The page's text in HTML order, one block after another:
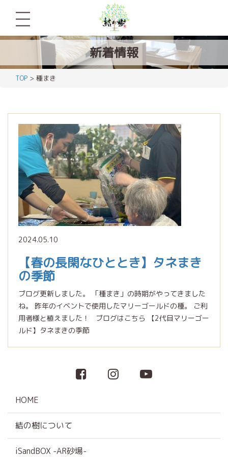
新着情報
TOP > 種まき
2024.05.10
【春の長閑なひととき】タネまき
の季節
ブログ更新しました。 「種まき」の時期がやってきました
ね。 昨年のイベントで使用したマリーゴールドの種。 ご利
用者様と植えました！ ブログはこちら 【2代目マリーゴー
ルド】タネまきの季節
HOME
結の樹について
iSandBOX -AR砂場-